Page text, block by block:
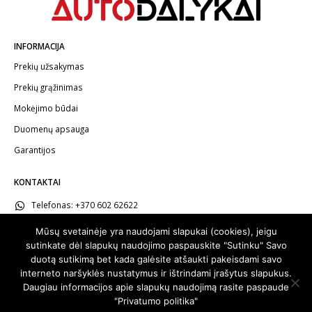
INFORMACIJA
Prekių užsakymas
Prekių grąžinimas
Mokėjimo būdai
Duomenų apsauga
Garantijos
KONTAKTAI
Telefonas: +370 602 62622
El.paštas:
info@autodalykai.lt
© 2024. Visos teisės saugomos | Svetainę sukūrė:svetainesideja.lt
Mūsų svetainėje yra naudojami slapukai (cookies), jeigu
sutinkate dėl slapukų naudojimo paspauskite "Sutinku" Savo
duotą sutikimą bet kada galėsite atšaukti pakeisdami savo
interneto naršyklės nustatymus ir ištrindami įrašytus slapukus.
Daugiau informacijos apie slapukų naudojimą rasite paspaude
"Privatumo politika"